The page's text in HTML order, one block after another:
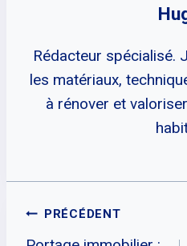
Rédacteur spécialisé.
les matériaux,
à rénover et
Navigation
PRÉCÉDENT